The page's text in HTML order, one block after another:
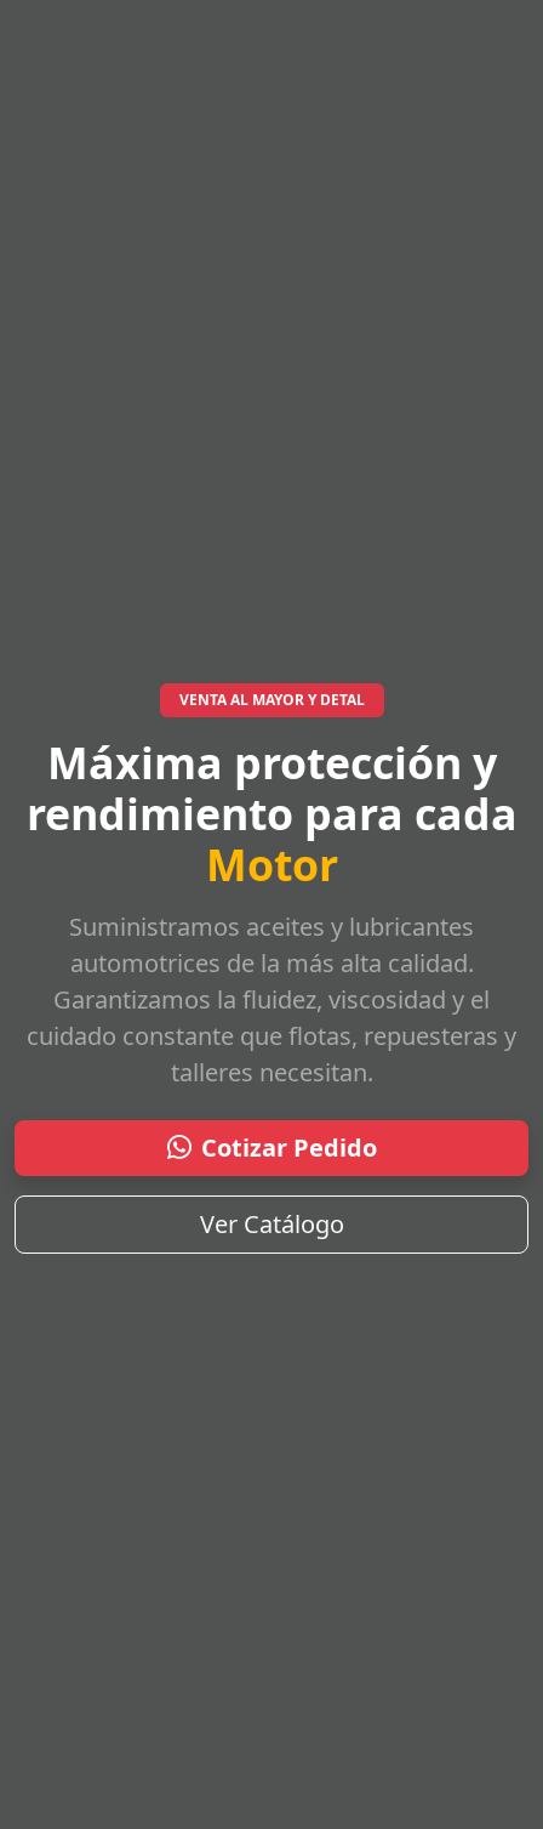
VENTA AL MAYOR Y DETAL
Máxima protección y
rendimiento para cada
Motor
Suministramos aceites y lubricantes
automotrices de la más alta calidad.
Garantizamos la fluidez, viscosidad y el
cuidado constante que flotas, repuesteras y
talleres necesitan.
Cotizar Pedido
Ver Catálogo